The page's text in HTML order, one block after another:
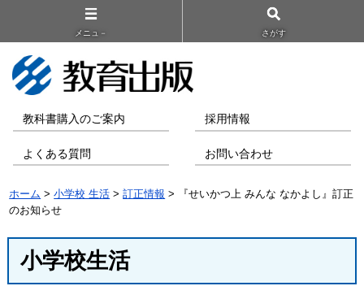
メニュ－ さがす
教科書購入のご案内 採用情報
よくある質問 お問い合わせ
ホーム >小学校 生活 >訂正情報 > 『せいかつ上 みんな なかよし』訂正
のお知らせ
小学校生活